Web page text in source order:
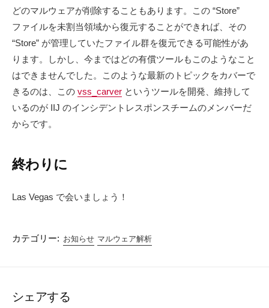
どのマルウェアが削除することもあります。この “Store”
ファイルを未割当領域から復元することができれば、その
“Store” が管理していたファイル群を復元できる可能性があ
ります。しかし、今まではどの有償ツールもこのようなこと
はできませんでした。このような最新のトピックをカバーで
きるのは、この vss_carver というツールを開発、維持して
いるのが IIJ のインシデントレスポンスチームのメンバーだ
からです。
終わりに
Las Vegas で会いましょう！
カテゴリー: お知らせ マルウェア解析
シェアする